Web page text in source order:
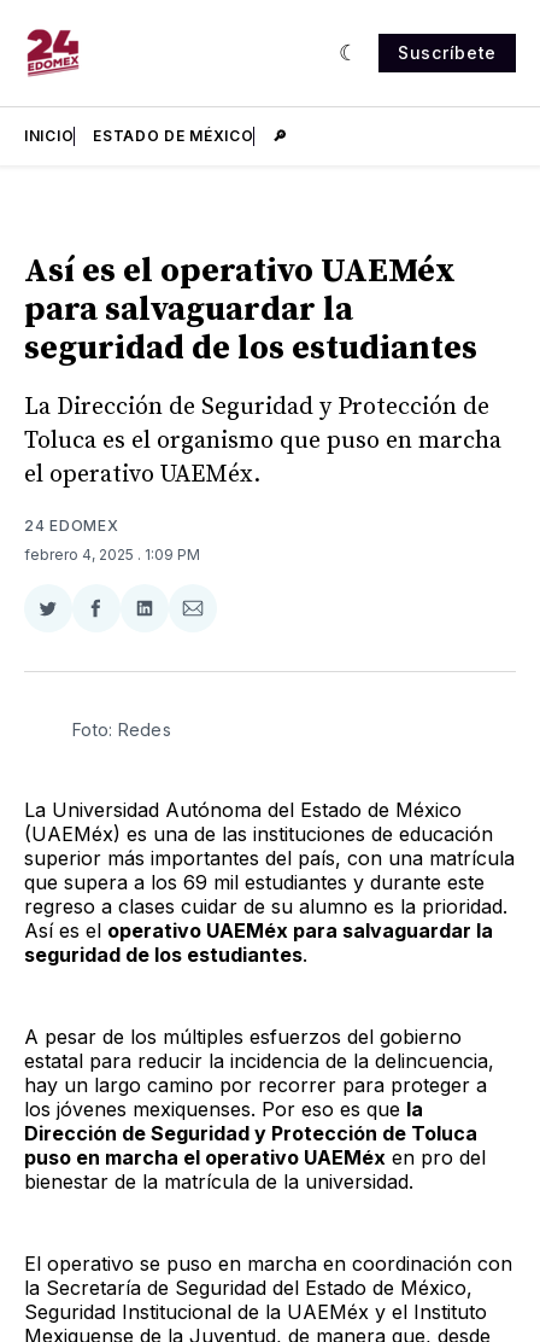
Suscríbete
INICIO ESTADO DE MÉXICO 🔎
Así es el operativo UAEMéx
para salvaguardar la
seguridad de los estudiantes
La Dirección de Seguridad y Protección de
Toluca es el organismo que puso en marcha
el operativo UAEMéx.
24 EDOMEX
febrero 4, 2025 . 1:09 PM
Compartir
Twitter
Compartir
Facebook
Compartir
LinkedIn
Compartir
Email
Foto: Redes
La Universidad Autónoma del Estado de México
(UAEMéx) es una de las instituciones de educación
superior más importantes del país, con una matrícula
que supera a los 69 mil estudiantes y durante este
regreso a clases cuidar de su alumno es la prioridad.
Así es el operativo UAEMéx para salvaguardar la
seguridad de los estudiantes.
A pesar de los múltiples esfuerzos del gobierno
estatal para reducir la incidencia de la delincuencia,
hay un largo camino por recorrer para proteger a
los jóvenes mexiquenses. Por eso es que la
Dirección de Seguridad y Protección de Toluca
puso en marcha el operativo UAEMéx en pro del
bienestar de la matrícula de la universidad.
El operativo se puso en marcha en coordinación con
la Secretaría de Seguridad del Estado de México,
Seguridad Institucional de la UAEMéx y el Instituto
Mexiquense de la Juventud, de manera que, desde